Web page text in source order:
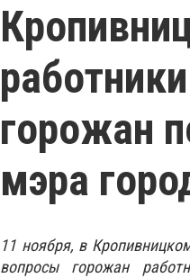
горожан
мэра
11 ноября, в
вопросы горожан